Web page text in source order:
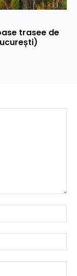
trasee de